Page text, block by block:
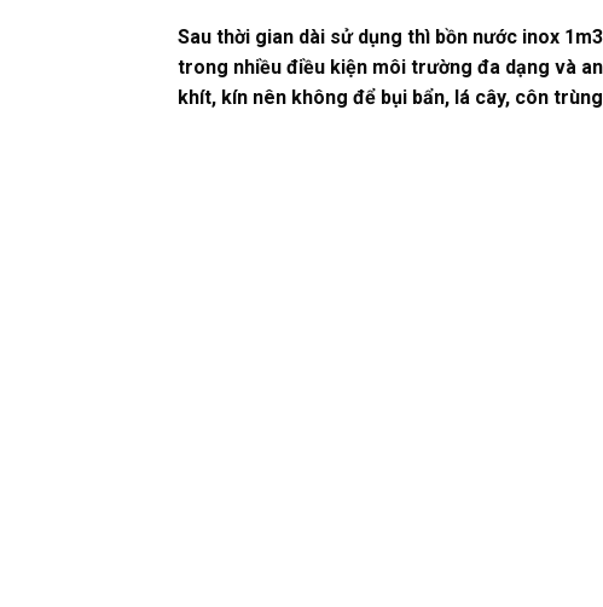
Sau thời gian dài sử dụng thì bồn nước inox
trong nhiều điều kiện môi trường đa dạng và
khít, kín nên không để bụi bẩn, lá cây, côn